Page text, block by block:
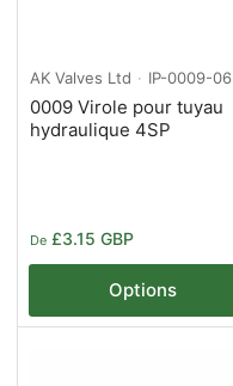
AK Valves Ltd IP-0009-06
0009 Virole pour tuyau
hydraulique 4SP
Prix
De £3.15 GBP
Options